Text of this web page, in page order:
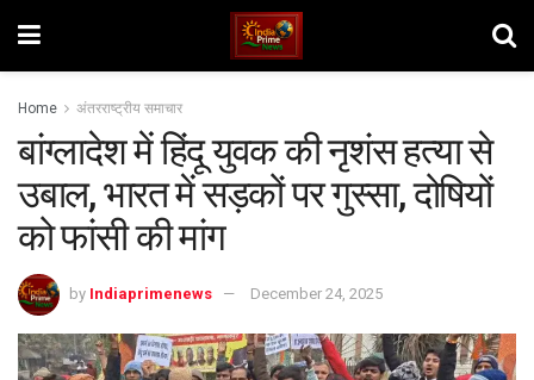
Home अंतरराष्ट्रीय समाचार
बांग्लादेश में हिंदू युवक की नृशंस हत्या से
उबाल, भारत में सड़कों पर गुस्सा, दोषियों
को फांसी की मांग
by Indiaprimenews December 24, 2025